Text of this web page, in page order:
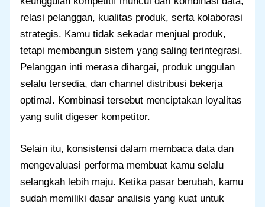
relasi pelanggan, kualitas produk, serta kolaborasi
strategis. Kamu tidak sekadar menjual produk,
tetapi membangun sistem yang saling terintegrasi.
Pelanggan inti merasa dihargai, produk unggulan
selalu tersedia, dan channel distribusi bekerja
optimal. Kombinasi tersebut menciptakan loyalitas
yang sulit digeser kompetitor.
Selain itu, konsistensi dalam membaca data dan
mengevaluasi performa membuat kamu selalu
selangkah lebih maju. Ketika pasar berubah, kamu
sudah memiliki dasar analisis yang kuat untuk